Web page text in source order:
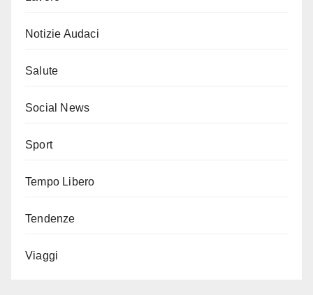
Notizie Audaci
Salute
Social News
Sport
Tempo Libero
Tendenze
Viaggi